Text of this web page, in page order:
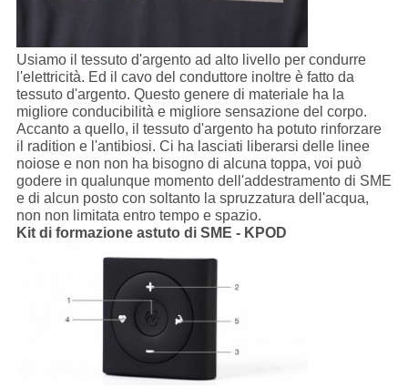
Usiamo il tessuto d'argento ad alto livello per condurre
l'elettricità. Ed il cavo del conduttore inoltre è fatto da
tessuto d'argento. Questo genere di materiale ha la
migliore conducibilità e migliore sensazione del corpo.
Accanto a quello, il tessuto d'argento ha potuto rinforzare
il radition e l'antibiosi. Ci ha lasciati liberarsi delle linee
noiose e non non ha bisogno di alcuna toppa, voi può
godere in qualunque momento dell'addestramento di SME
e di alcun posto con soltanto la spruzzatura dell'acqua,
non non limitata entro tempo e spazio.
Kit di formazione astuto di SME - KPOD